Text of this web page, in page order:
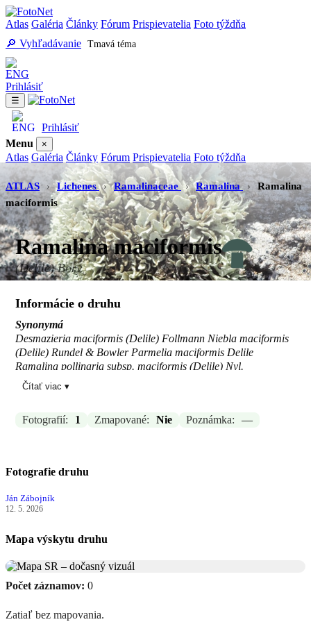
Atlas Galéria Články Fórum Prispievatelia Foto týždňa
🔎 Vyhľadávanie Tmavá téma
Prihlásiť
☰
Prihlásiť
Menu
×
Atlas Galéria Články Fórum Prispievatelia Foto týždňa
Vyhľadávanie Tmavá téma
ATLAS › Lichenes › Ramalinaceae › Ramalina ›
Ramalina
maciformis
Ramalina maciformis
(Delile) Bory
Informácie o druhu
Synonymá
Desmazieria maciformis (Delile) Follmann Niebla maciformis
(Delile) Rundel & Bowler Parmelia maciformis Delile
Ramalina pollinaria subsp. maciformis (Delile) Nyl.
Zdroj: IndexFungorum
Aktualizované: Braňo Ivčič, 13.05.2026 06:18
Čítať viac ▾
Fotografií: 1 Zmapované: Nie Poznámka: —
Fotografie druhu
Ján Zábojník
12. 5. 2026
Mapa výskytu druhu
Počet záznamov: 0
Zatiaľ bez mapovania.